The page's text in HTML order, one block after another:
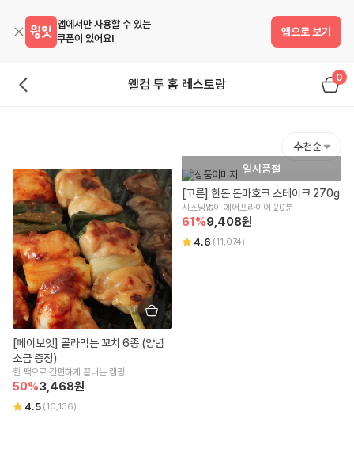
앱에서만 사용할 수 있는
쿠폰이 있어요!
앱으로 보기
웰컴 투 홈 레스토랑 0
추천순
[페이보잇] 골라먹는 꼬치 6종 (양념
소금 증정)
한 팩으로 간편하게 끝내는 캠핑
50%3,468원
4.5 (10,136)
일시품절
[고른] 한돈 돈마호크 스테이크 270g
시즈닝없이 에어프라이어 20분
61%9,408원
4.6 (11,074)